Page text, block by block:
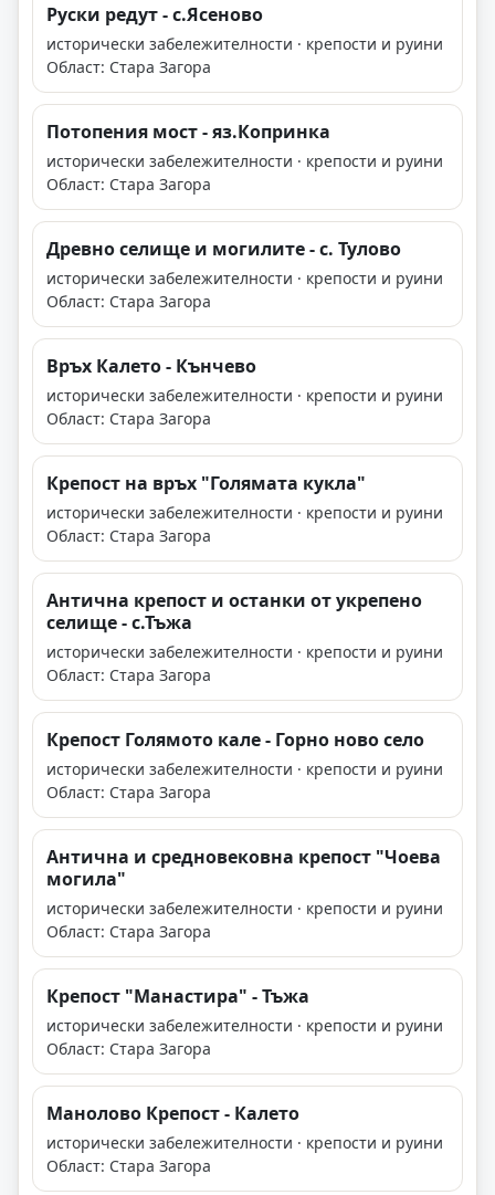
Руски редут - с.Ясеново
исторически забележителности · крепости и руини
Област: Стара Загора
Потопения мост - яз.Копринка
исторически забележителности · крепости и руини
Област: Стара Загора
Древно селище и могилите - с. Тулово
исторически забележителности · крепости и руини
Област: Стара Загора
Връх Калето - Кънчево
исторически забележителности · крепости и руини
Област: Стара Загора
Крепост на връх "Голямата кукла"
исторически забележителности · крепости и руини
Област: Стара Загора
Антична крепост и останки от укрепено
селище - с.Тъжа
исторически забележителности · крепости и руини
Област: Стара Загора
Крепост Голямото кале - Горно ново село
исторически забележителности · крепости и руини
Област: Стара Загора
Антична и средновековна крепост "Чоева
могила"
исторически забележителности · крепости и руини
Област: Стара Загора
Крепост "Манастира" - Тъжа
исторически забележителности · крепости и руини
Област: Стара Загора
Манолово Крепост - Калето
исторически забележителности · крепости и руини
Област: Стара Загора